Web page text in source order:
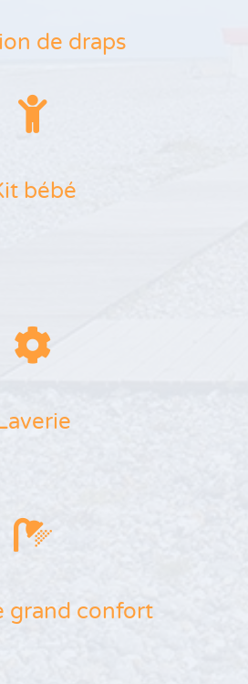
de draps
bébé
grand confort